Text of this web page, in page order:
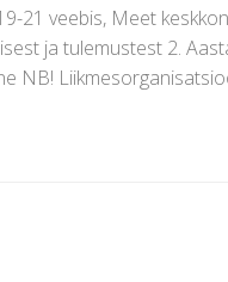
21 veebis, Meet
ja tulemustest 2.
NB!